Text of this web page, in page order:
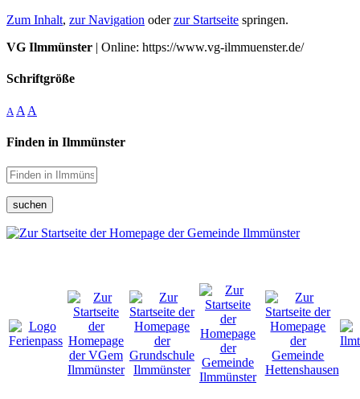
Zum Inhalt, zur Navigation oderzur Startseite springen.
VG Ilmmünster | Online: https://www.vg-ilmmuenster.de/
Schriftgröße
A A A
Finden in Ilmmünster
suchen